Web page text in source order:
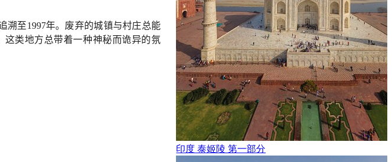
溯至1997年。废弃的城镇与村庄总能
类地方总带着一种神秘而诡异的氛
印度 泰姬陵 第一部分